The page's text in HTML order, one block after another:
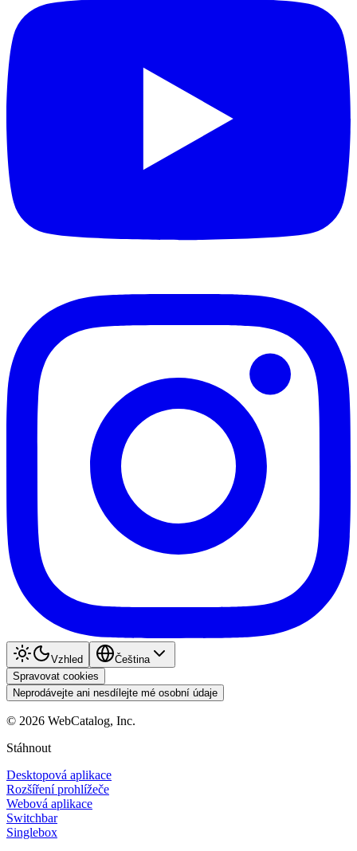
Vzhled
Čeština
Spravovat cookies
Neprodávejte ani nesdílejte mé osobní údaje
© 2026 WebCatalog, Inc.
Stáhnout
Desktopová aplikace
Rozšíření prohlížeče
Webová aplikace
Switchbar
Singlebox